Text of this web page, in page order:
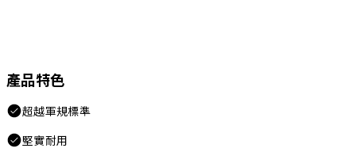
產品特色
超越軍規標準
堅實耐用